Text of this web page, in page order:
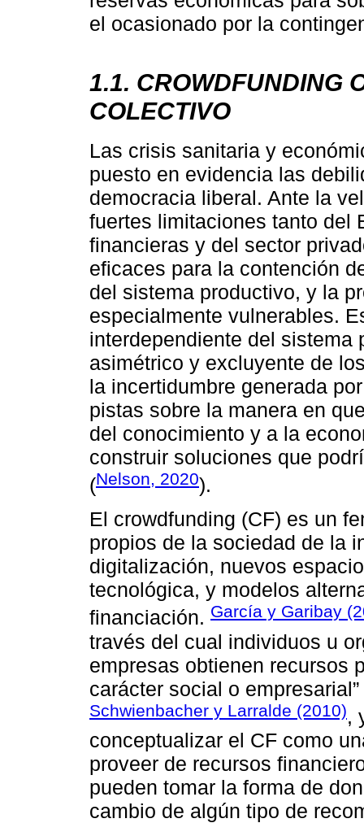
el ocasionado por la
1.1. CROWDFUNDING
COLECTIVO
Las crisis sanitaria y
puesto en evidencia las
democracia liberal. Ante la
fuertes limitaciones tanto del
financieras y del sector
eficaces para la contención
del sistema productivo, y la
especialmente vulnerables.
interdependiente del sistema
asimétrico y excluyente de
la incertidumbre generada
pistas sobre la manera en
del conocimiento y a la
construir soluciones que
(Nelson, 2020).
El crowdfunding (CF) es un
propios de la sociedad de la
digitalización, nuevos
tecnológica, y modelos
financiación. García y Garibay
través del cual individuos u
empresas obtienen recursos
carácter social o
Schwienbacher y Larralde (2010),
conceptualizar el CF como
proveer de recursos
pueden tomar la forma de
cambio de algún tipo de